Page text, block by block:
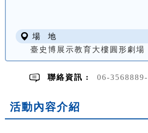
場 地
臺史博展示教育大樓圓形劇場
聯絡資訊 : 06-
活動內容介紹